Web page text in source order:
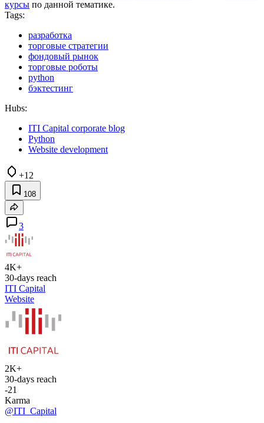
курсы по данной тематике.
Tags:
разработка
торговые стратегии
фондовый рынок
торговые роботы
python
бэктестинг
Hubs:
ITI Capital corporate blog
Python
Website development
+12
108
3
4K+
30-days reach
ITI Capital
Website
2K+
30-days reach
-21
Karma
@ITI_Capital